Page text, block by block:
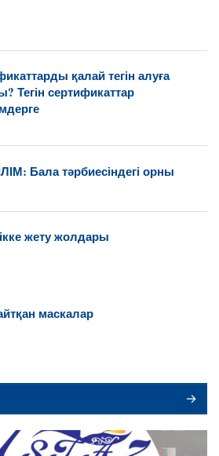
қалай тегін алуға
Тегін сертификаттар
Бала тәрбиесіндегі орны
жету жолдары
маскалар